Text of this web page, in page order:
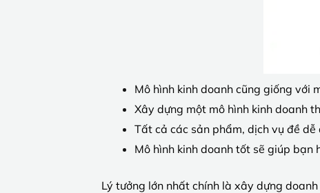
Mô hình kinh doanh cũng giống với
Xây dựng một mô hình kinh doanh
Tất cả các sản phẩm, dịch vụ đề
Mô hình kinh doanh tốt sẽ giúp
Lý tưởng lớn nhất chính là xây dựng